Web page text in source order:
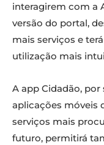
interagirem com a
versão do portal,
mais serviços e
utilização mais
A app Cidadão, por
aplicações móveis
serviços mais
futuro, permitirá